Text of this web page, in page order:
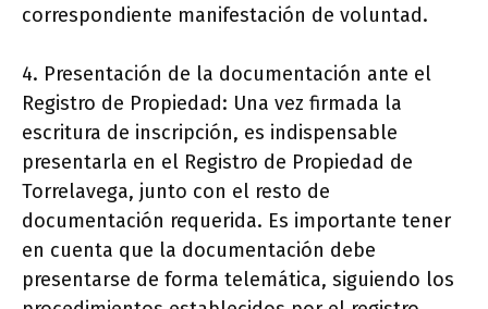
correspondiente manifestación de voluntad.
4. Presentación de la documentación ante el
Registro de Propiedad: Una vez firmada la
escritura de inscripción, es indispensable
presentarla en el Registro de Propiedad de
Torrelavega, junto con el resto de
documentación requerida. Es importante tener
en cuenta que la documentación debe
presentarse de forma telemática, siguiendo los